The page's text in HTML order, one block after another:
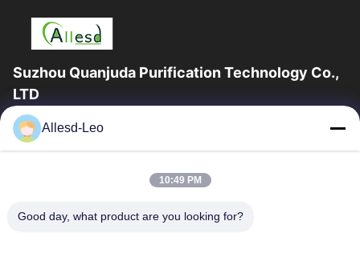
Suzhou Quanjuda Purification Technology Co.,
LTD
la experiencia 16years, como fabricante y un exportador
principales de ESD y los productos del recinto limpio,
Hogar
Productos
Allesd-Leo
10:49 PM
Good day, what product are you looking for?